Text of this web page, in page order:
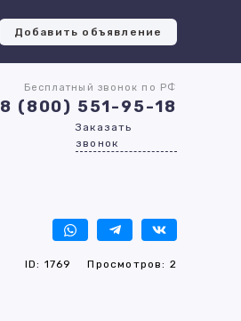
Добавить объявление
Бесплатный звонок по РФ
8 (800) 551-95-18
Заказать
звонок
ID: 1769 Просмотров: 2